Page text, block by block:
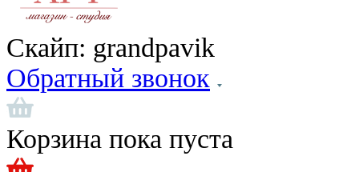
Скайп: grandpavik
Обратный звонок
Корзина пока пуста